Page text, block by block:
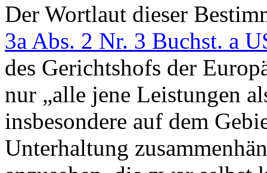
Der Wortlaut dieser
3a Abs. 2 Nr. 3 Buchst. a
des Gerichtshofs der
nur „alle jene Leistungen
insbesondere auf dem
Unterhaltung